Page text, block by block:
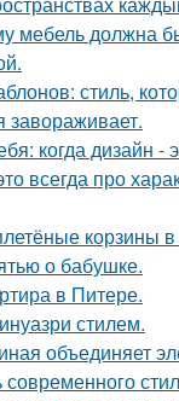
мебель должна
стиль,
завораживает.
когда дизайн -
всегда про
корзины
о бабушке.
в Питере.
стилем.
объединяет
современного